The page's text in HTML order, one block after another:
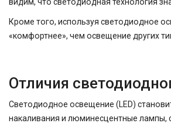
Кроме того, используя светодиодное
«комфортнее», чем освещение других
Отличия
Светодиодное освещение (LED)
накаливания и люминесцентные лампы,